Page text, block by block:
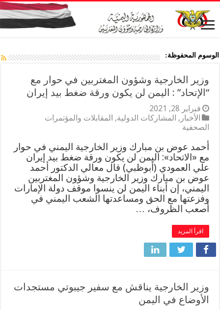
الوسوم المحفوظة:
وزير الخارجية وشؤون المغتربين في حوار مع
“الإتحاد” : اليمن لن يكون ورقة ضغط بيد إيران
فبراير 28, 2021
الأخبار , المشاركات الدولية, المقابلات والمؤتمرات
الصحفية
أحمد عوض بن مبارك وزير الخارجية اليمني في حوار
مع «الاتحاد»: اليمن لن يكون ورقة ضغط بيد إيران
علي العمودي (أبوظبي) قال معالي الدكتور أحمد
عوض بن مبارك وزير الخارجية وشؤون المغتربين
اليمني، إن أبناء اليمن لن ينسوا موقف دولة الإمارات
وفزعتها مع الحق ومساعدتها الشعب اليمني في
أصعب الظروف، …
اقرأ المزيد
وزير الخارجية يناقش مع سفير جيبوتي مستجدات
الأوضاع في اليمن